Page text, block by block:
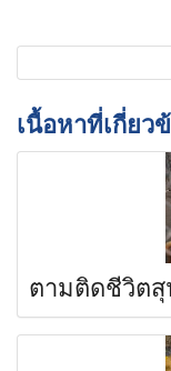
เนื้อหาที่เกี่ยว
ตามติดชีวิต